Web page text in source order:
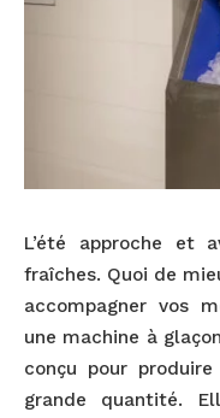
L’été approche et
fraîches. Quoi de
accompagner vos
une machine à
conçu pour
grande quantité.